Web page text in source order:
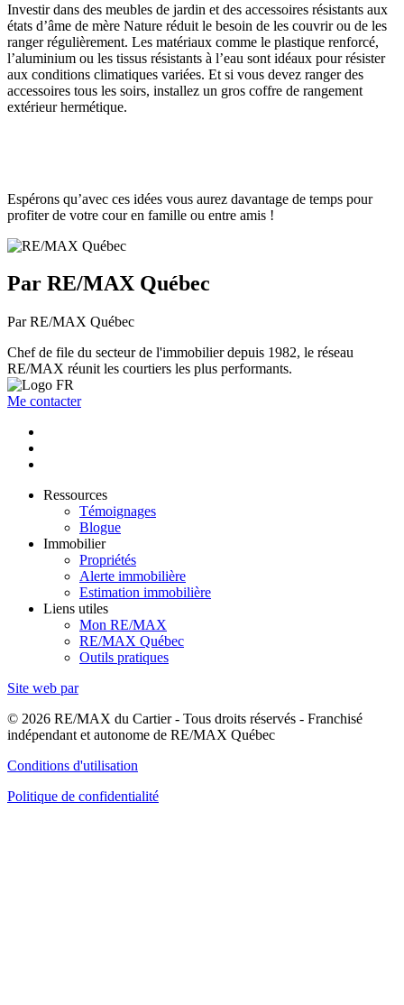
Investir dans des meubles de jardin et des accessoires résistants aux
états d’âme de mère Nature réduit le besoin de les couvrir ou de les
ranger régulièrement. Les matériaux comme le plastique renforcé,
l’aluminium ou les tissus résistants à l’eau sont idéaux pour résister
aux conditions climatiques variées. Et si vous devez ranger des
accessoires tous les soirs, installez un gros coffre de rangement
extérieur hermétique.
Espérons qu’avec ces idées vous aurez davantage de temps pour
profiter de votre cour en famille ou entre amis !
Par RE/MAX Québec
Par RE/MAX Québec
Chef de file du secteur de l'immobilier depuis 1982, le réseau
RE/MAX réunit les courtiers les plus performants.
Me contacter
Ressources
Témoignages
Blogue
Immobilier
Propriétés
Alerte immobilière
Estimation immobilière
Liens utiles
Mon RE/MAX
RE/MAX Québec
Outils pratiques
Site web par
© 2026 RE/MAX du Cartier - Tous droits réservés - Franchisé
indépendant et autonome de RE/MAX Québec
Conditions d'utilisation
Politique de confidentialité